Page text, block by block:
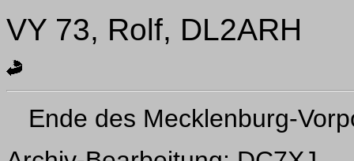
VY 73, Rolf, DL2ARH
Ende des Mecklenburg-